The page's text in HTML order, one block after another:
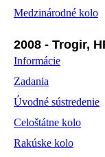
Medzinárodné kolo
2008 - Trogir,
Informácie
Zadania
Úvodné sústredenie
Celoštátne kolo
Rakúske kolo